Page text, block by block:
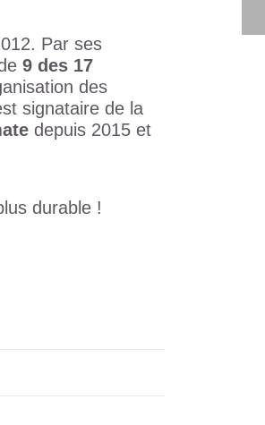
Par ses
9 des 17
des
signataire de la
depuis 2015 et
durable !